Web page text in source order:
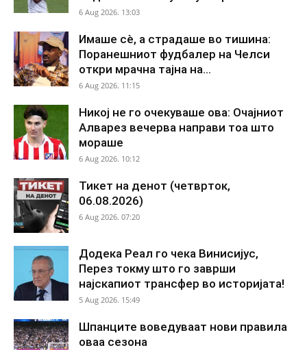
6 Aug 2026. 13:03
Имаше сè, а страдаше во тишина:
Поранешниот фудбалер на Челси
откри мрачна тајна на...
6 Aug 2026. 11:15
Никој не го очекуваше ова: Очајниот
Алварез вечерва направи тоа што
мораше
6 Aug 2026. 10:12
Тикет на денот (четврток,
06.08.2026)
6 Aug 2026. 07:20
Додека Реал го чека Винисијус,
Перез токму што го заврши
најскапиот трансфер во историјата!
5 Aug 2026. 15:49
Шпанците воведуваат нови правила
оваа сезона